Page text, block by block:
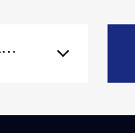
Азербайджан - Баку (Пасольства)